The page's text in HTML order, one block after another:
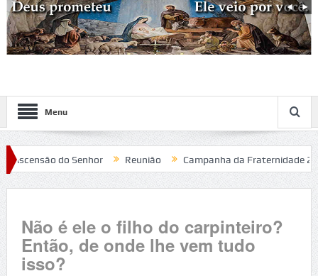
Menu
do Senhor Reunião Campanha da Fraternidade 2020
Não é ele o filho do carpinteiro?
Então, de onde lhe vem tudo
isso?